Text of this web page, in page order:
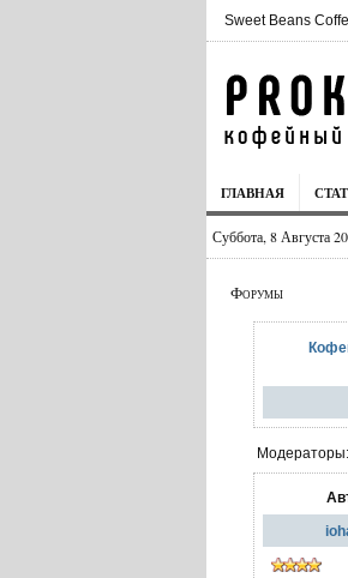
Sweet Beans
ГЛАВНАЯ
Суббота, 8 Августа
Форумы